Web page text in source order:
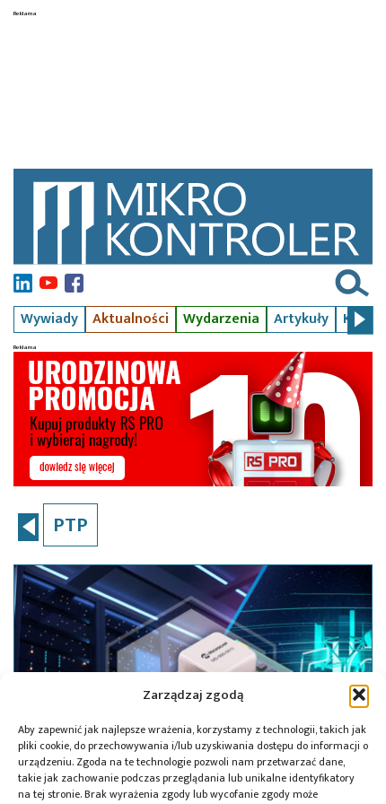
Zarządzaj zgodą
Aby zapewnić jak najlepsze wrażenia, korzystamy z technologii, takich jak
pliki cookie, do przechowywania i/lub uzyskiwania dostępu do informacji o
urządzeniu. Zgoda na te technologie pozwoli nam przetwarzać dane,
takie jak zachowanie podczas przeglądania lub unikalne identyfikatory
na tej stronie. Brak wyrażenia zgody lub wycofanie zgody może
Wywiady Aktualności Wydarzenia Artykuły Kursy
PTP